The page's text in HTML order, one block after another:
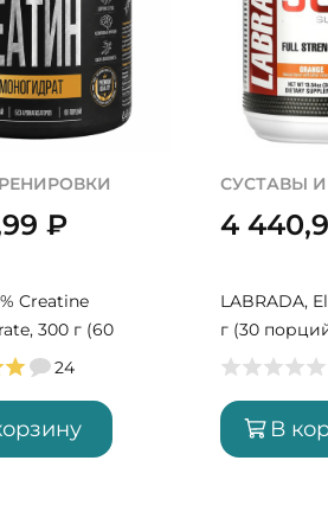
₽
Creatine
300 г (60
24
СУСТАВЫ
4
LABRADA,
г (30
В